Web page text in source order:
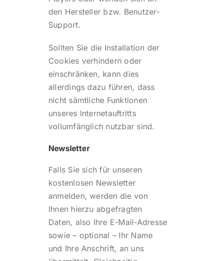
den Hersteller bzw. Benutzer-
Support.
Sollten Sie die Installation der
Cookies verhindern oder
einschränken, kann dies
allerdings dazu führen, dass
nicht sämtliche Funktionen
unseres Internetauftritts
vollumfänglich nutzbar sind.
Newsletter
Falls Sie sich für unseren
kostenlosen Newsletter
anmelden, werden die von
Ihnen hierzu abgefragten
Daten, also Ihre E-Mail-Adresse
sowie – optional – Ihr Name
und Ihre Anschrift, an uns